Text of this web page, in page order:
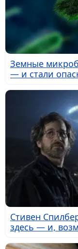
Земные
— и стали
Стивен
здесь — и,